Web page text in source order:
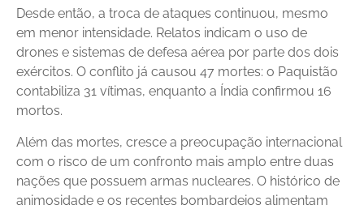
Desde então, a troca de ataques continuou, mesmo
em menor intensidade. Relatos indicam o uso de
drones e sistemas de defesa aérea por parte dos dois
exércitos. O conflito já causou 47 mortes: o Paquistão
contabiliza 31 vítimas, enquanto a Índia confirmou 16
mortos.
Além das mortes, cresce a preocupação internacional
com o risco de um confronto mais amplo entre duas
nações que possuem armas nucleares. O histórico de
animosidade e os recentes bombardeios alimentam